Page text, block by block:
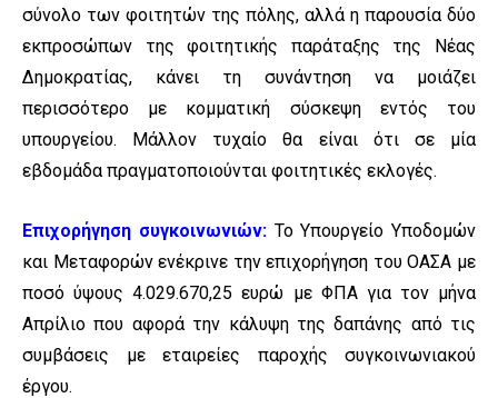
σύνολο των φοιτητών της πόλης, αλλά η παρουσία δύο
εκπροσώπων της φοιτητικής παράταξης της Νέας
Δημοκρατίας, κάνει τη συνάντηση να μοιάζει
περισσότερο με κομματική σύσκεψη εντός του
υπουργείου. Μάλλον τυχαίο θα είναι ότι σε μία
εβδομάδα πραγματοποιούνται φοιτητικές εκλογές.
Επιχορήγηση συγκοινωνιών: Το Υπουργείο Υποδομών
και Μεταφορών ενέκρινε την επιχορήγηση του ΟΑΣΑ με
ποσό ύψους 4.029.670,25 ευρώ με ΦΠΑ για τον μήνα
Απρίλιο που αφορά την κάλυψη της δαπάνης από τις
συμβάσεις με εταιρείες παροχής συγκοινωνιακού
έργου.